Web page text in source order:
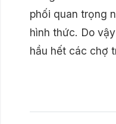
phối quan trọng
hình thức. Do
hầu hết các chợ